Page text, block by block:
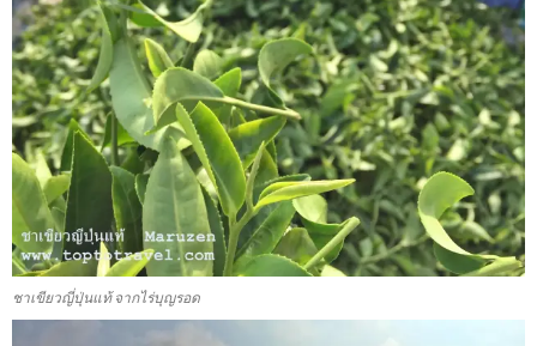
ชาเขียวญี่ปุ่นแท้ จากไร่บุญรอด